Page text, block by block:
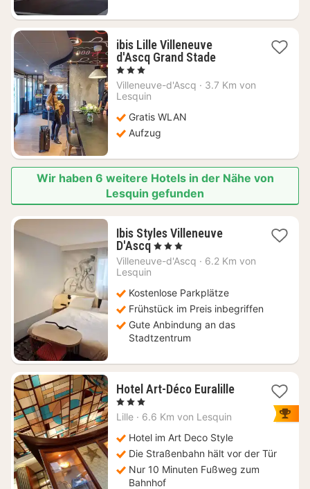
ibis Lille Villeneuve
d'Ascq Grand Stade1
ab
, 3 Sterne
Villeneuve-d'Ascq · 3.7 Km von
Lesquin
Gratis WLAN
Aufzug
Wir haben 6 weitere Hotels in der Nähe von
Lesquin gefunden
Ibis Styles Villeneuve
D'Ascq2
Nächte
€
, 3 Sterne
Villeneuve-d'Ascq · 6.2 Km von
Lesquin
Kostenlose Parkplätze
Frühstück im Preis inbegriffen
Gute Anbindung an das
Stadtzentrum
Hotel Art-Déco Euralille1
, 3 Sterne
Lille · 6.6 Km von Lesquin
Hotel im Art Deco Style
Die Straßenbahn hält vor der Tür
Nur 10 Minuten Fußweg zum
Bahnhof